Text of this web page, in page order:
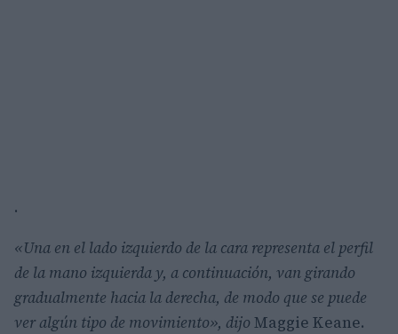
.
«Una en el lado izquierdo de la cara representa el perfil
de la mano izquierda y, a continuación, van girando
gradualmente hacia la derecha, de modo que se puede
ver algún tipo de movimiento», dijo Maggie Keane.